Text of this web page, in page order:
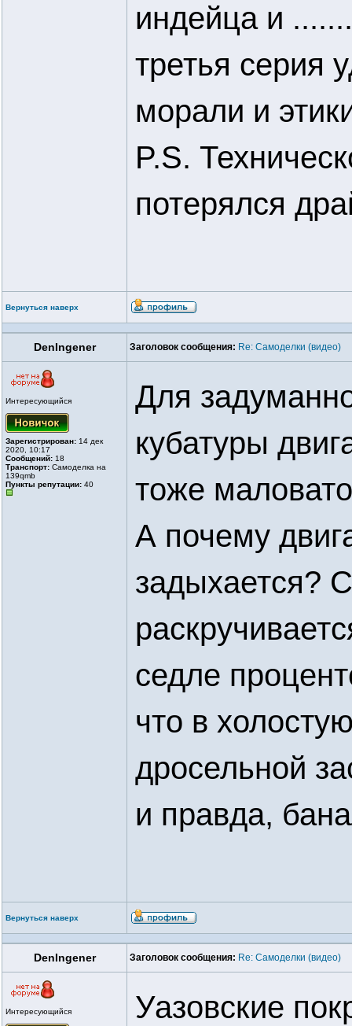
индейца и
третья серия
морали и
P.S.
потерялся
Вернуться наверх
DenIngener Заголовок сообщения: Re: Самоделки (видео)
Интересующийся
Зарегистрирован: 14 дек
2020, 10:17
Сообщений: 18
Транспорт: Самоделка на
139qmb
Пункты репутации: 40
Для
кубатуры
тоже
А почему
задыхается?
седле
что в
дросельной
и правда,
Вернуться наверх
DenIngener Заголовок сообщения: Re: Самоделки (видео)
Интересующийся Уазовские